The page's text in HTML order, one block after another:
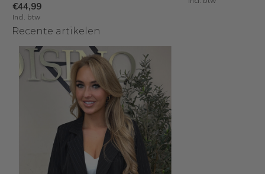
€44,99
Incl. btw
Recente artikelen